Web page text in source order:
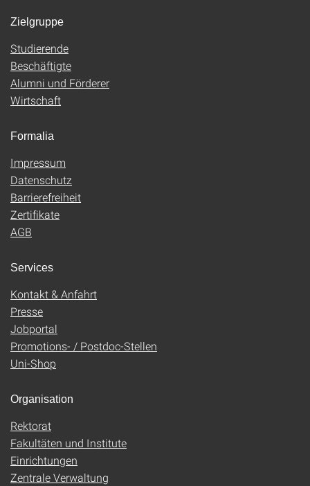
Zielgruppe
Studierende
Beschäftigte
Alumni und Förderer
Wirtschaft
Formalia
Impressum
Datenschutz
Barrierefreiheit
Zertifikate
AGB
Services
Kontakt & Anfahrt
Presse
Jobportal
Promotions- / Postdoc-Stellen
Uni-Shop
Organisation
Rektorat
Fakultäten und Institute
Einrichtungen
Zentrale Verwaltung